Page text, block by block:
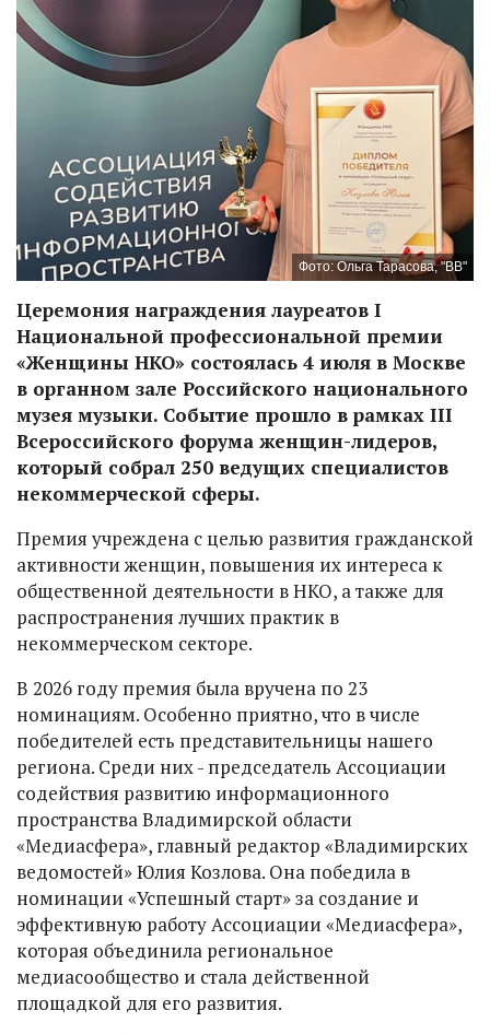
Фото: Ольга Тарасова, "ВВ"
Церемония награждения лауреатов I
Национальной профессиональной премии
«Женщины НКО» состоялась 4 июля в Москве
в органном зале Российского национального
музея музыки. Событие прошло в рамках III
Всероссийского форума женщин-лидеров,
который собрал 250 ведущих специалистов
некоммерческой сферы.
Премия учреждена с целью развития гражданской
активности женщин, повышения их интереса к
общественной деятельности в НКО, а также для
распространения лучших практик в
некоммерческом секторе.
В 2026 году премия была вручена по 23
номинациям. Особенно приятно, что в числе
победителей есть представительницы нашего
региона. Среди них - председатель Ассоциации
содействия развитию информационного
пространства Владимирской области
«Медиасфера», главный редактор «Владимирских
ведомостей» Юлия Козлова. Она победила в
номинации «Успешный старт» за создание и
эффективную работу Ассоциации «Медиасфера»,
которая объединила региональное
медиасообщество и стала действенной
площадкой для его развития.